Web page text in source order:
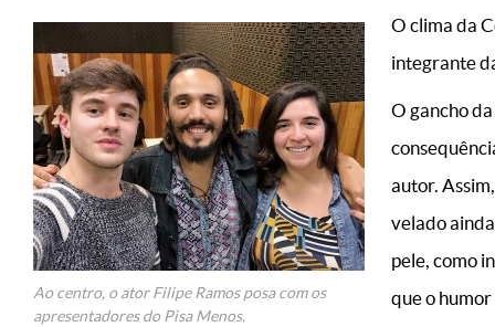
Ao centro, o ator Filipe Ramos posa com os
apresentadores do Pisa Menos.
O clima da
integrante
O gancho
autor.
velado
pele, como
que o